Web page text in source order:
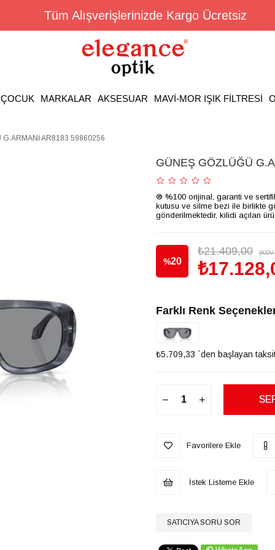
Tüm Alışverişlerinizde Kargo Ücretsiz
ÇOCUK MARKALAR AKSESUAR MAVİ-MOR IŞIK FİLTRESİ
AR8183 59860256
GÜNEŞ GÖZLÜĞÜ
® %100 orijinal, garanti ve
kutusu ve silme bezi ile birlikte
gönderilmektedir, kilidi açılan
%20
₺21.409,00 (KDV
Farklı Renk
₺5.709,33 `den başlayan
Favorilere Ekle
İstek Listeme Ekle
SATICIYA SORU SOR